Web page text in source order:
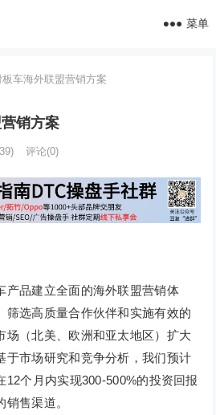
菜单
板车海外联盟营销方案
销方案
评论(0)
产品建立全面的海外联盟营销体
筛选高质量合作伙伴和实施有效的
场（北美、欧洲和亚太地区）扩大
于市场研究和竞争分析，我们预计
12个月内实现300-500%的投资回报
售渠道。